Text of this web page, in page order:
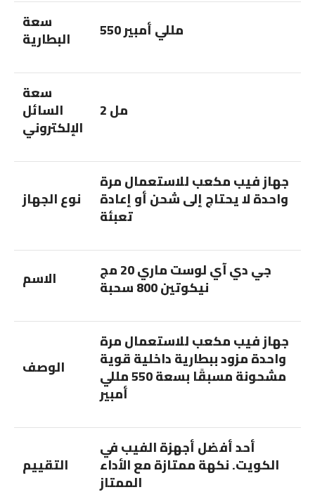
سعة
البطارية 550 مللي أمبير
سعة
السائل
الإلكتروني
2 مل
نوع الجهاز
جهاز فيب مكعب للاستعمال مرة
واحدة لا يحتاج إلى شحن أو إعادة
تعبئة
الاسم جي دي آي لوست ماري 20 مج
نيكوتين 800 سحبة
الوصف
جهاز فيب مكعب للاستعمال مرة
واحدة مزود ببطارية داخلية قوية
مشحونة مسبقًا بسعة 550 مللي
أمبير
التقييم
أحد أفضل أجهزة الفيب في
الكويت. نكهة ممتازة مع الأداء
الممتاز